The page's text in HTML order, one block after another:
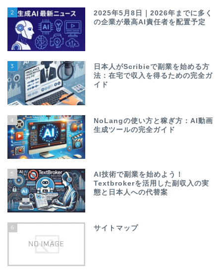
2
2025年5月8日｜2026年までに多く
の企業が最高AI責任者を配置予定
3
日本人がScribieで副業を始める方
法：在宅で収入を得るための完全ガ
イド
4
NoLangの使い方と稼ぎ方：AI動画
生成ツールの完全ガイド
5
AI技術で副業を始めよう！
Textbrokerを活用した副収入の実
態と日本人への代替案
6 サイトマップ